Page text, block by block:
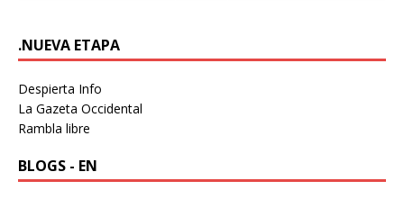
.NUEVA ETAPA
Despierta Info
La Gazeta Occidental
Rambla libre
BLOGS - EN